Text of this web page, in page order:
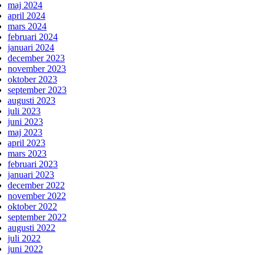
maj 2024
april 2024
mars 2024
februari 2024
januari 2024
december 2023
november 2023
oktober 2023
september 2023
augusti 2023
juli 2023
juni 2023
maj 2023
april 2023
mars 2023
februari 2023
januari 2023
december 2022
november 2022
oktober 2022
september 2022
augusti 2022
juli 2022
juni 2022